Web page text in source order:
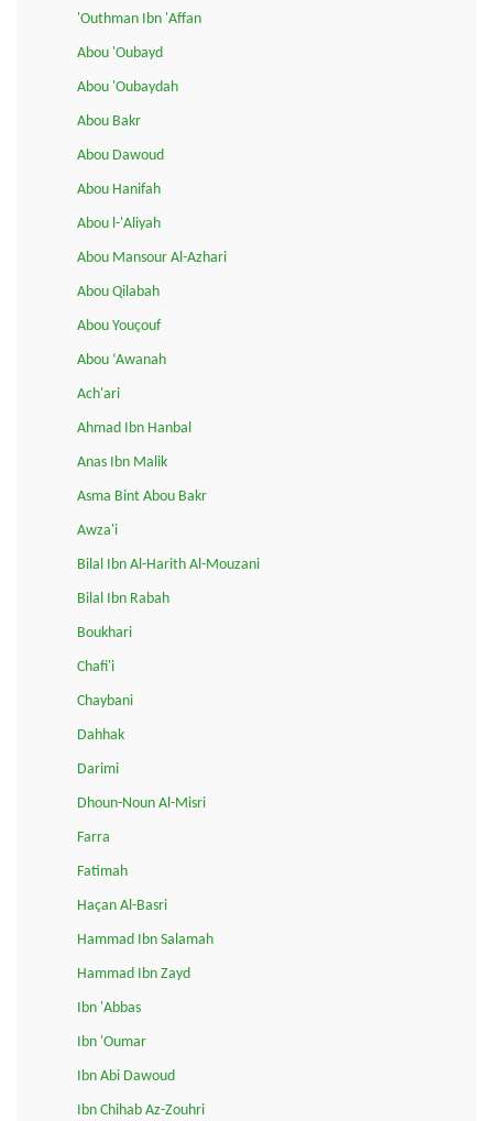
'Outhman Ibn 'Affan
Abou 'Oubayd
Abou 'Oubaydah
Abou Bakr
Abou Dawoud
Abou Hanifah
Abou l-'Aliyah
Abou Mansour Al-Azhari
Abou Qilabah
Abou Youçouf
Abou ‘Awanah
Ach'ari
Ahmad Ibn Hanbal
Anas Ibn Malik
Asma Bint Abou Bakr
Awza'i
Bilal Ibn Al-Harith Al-Mouzani
Bilal Ibn Rabah
Boukhari
Chafi'i
Chaybani
Dahhak
Darimi
Dhoun-Noun Al-Misri
Farra
Fatimah
Haçan Al-Basri
Hammad Ibn Salamah
Hammad Ibn Zayd
Ibn 'Abbas
Ibn 'Oumar
Ibn Abi Dawoud
Ibn Chihab Az-Zouhri